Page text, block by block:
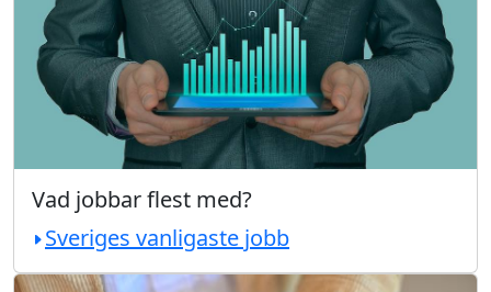
Vad jobbar flest med?
Sveriges vanligaste jobb